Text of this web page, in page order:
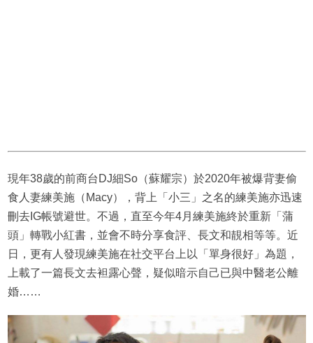
現年38歲的前商台DJ細So（蘇耀宗）於2020年被爆背妻偷
食人妻練美施（Macy），背上「小三」之名的練美施亦迅速
刪去IG帳號避世。不過，直至今年4月練美施終於重新「蒲
頭」轉戰小紅書，並會不時分享食評、長文和靚相等等。近
日，更有人發現練美施在社交平台上以「單身很好」為題，
上載了一篇長文去袒露心聲，疑似暗示自己已與中醫老公離
婚……